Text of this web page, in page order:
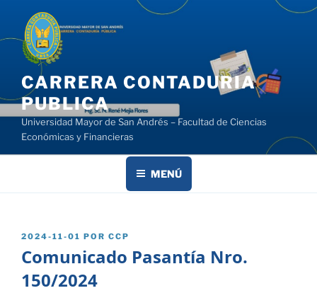
contenido
CARRERA CONTADURIA
PUBLICA
Universidad Mayor de San Andrés – Facultad de Ciencias
Económicas y Financieras
MENÚ
PUBLICADO
2024-11-01 POR CCP
Comunicado Pasantía Nro.
150/2024